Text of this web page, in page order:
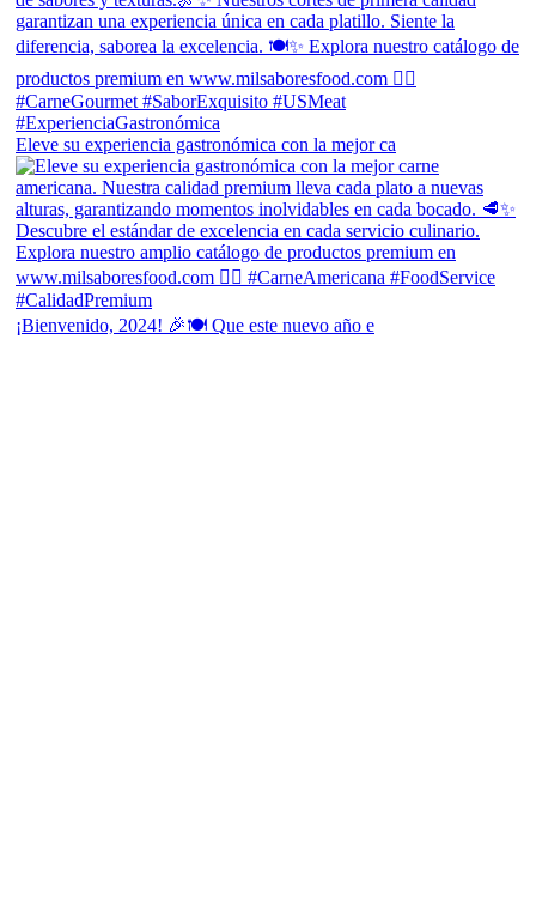
Eleve su experiencia gastronómica con la mejor ca
¡Bienvenido, 2024! 🎉🍽 Que este nuevo año e